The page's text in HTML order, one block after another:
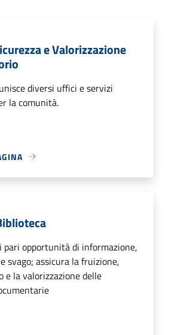
e Valorizzazione
diversi uffici e servizi
la comunità.
opportunità di informazione,
svago; assicura la fruizione,
e la valorizzazione delle